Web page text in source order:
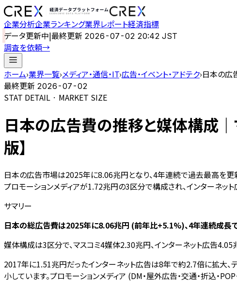
企業分析企業ランキング業界レポート経済指標
データ更新中|最終更新 2026-07-02 20:42 JST
調査を依頼→
ホーム›業界一覧›メディア・通信・IT›広告・イベント・アドテク›日本の広
最終更新 2026-07-02
STAT DETAIL · MARKET SIZE
日本の広告費の推移と媒体構成｜
版】
日本の広告市場は2025年に8.06兆円となり、4年連続で過去最高を更
プロモーションメディアが1.72兆円の3区分で構成され、インターネ
サマリー
日本の総広告費は2025年に8.06兆円 (前年比+5.1%)、4年連続成長
媒体構成は3区分で、マスコミ4媒体2.30兆円、インターネット広告
2017年に1.51兆円だったインターネット広告は8年で約2.7倍に拡大
小しています。プロモーションメディア (DM・屋外広告・交通・折込